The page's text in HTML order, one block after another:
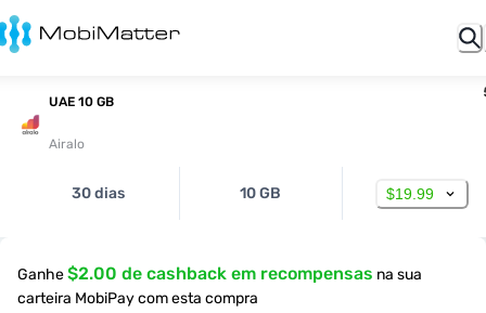
UAE 10 GB
Airalo
30 dias 10 GB $19.99
Ganhe$2.00 de cashback em recompensas na sua
carteira MobiPay com esta compra